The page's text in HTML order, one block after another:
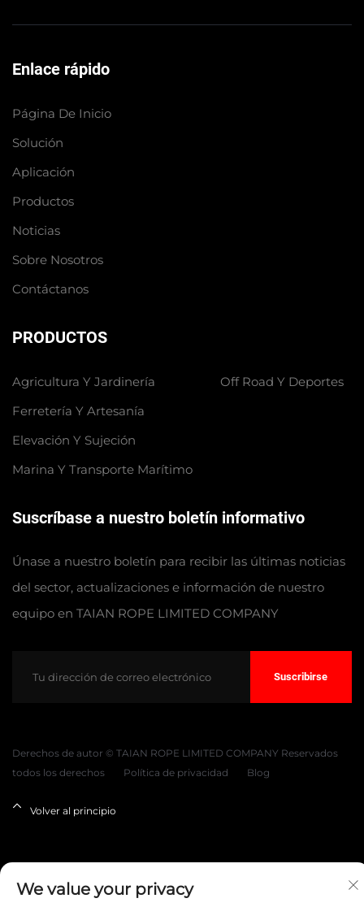
Enlace rápido
Página De Inicio
Solución
Aplicación
Productos
Noticias
Sobre Nosotros
Contáctanos
PRODUCTOS
Agricultura Y Jardinería
Ferretería Y Artesanía
Elevación Y Sujeción
Marina Y Transporte Marítimo
Off Road Y Deportes
Suscríbase a nuestro boletín informativo
Únase a nuestro boletín para recibir las últimas noticias
del sector, actualizaciones e información de nuestro
equipo en TAIAN ROPE LIMITED COMPANY
Suscribirse
Derechos de autor © TAIAN ROPE LIMITED COMPANY Reservados
todos los derechos
Política de privacidad Blog
Volver al principio
We value your privacy